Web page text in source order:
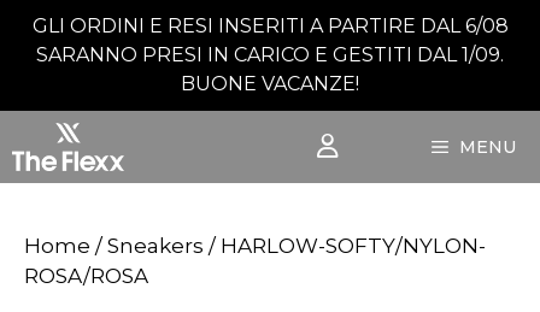
GLI ORDINI E RESI INSERITI A PARTIRE DAL 6/08
SARANNO PRESI IN CARICO E GESTITI DAL 1/09.
BUONE VACANZE!
MENU
Home / Sneakers / HARLOW-SOFTY/NYLON-
ROSA/ROSA